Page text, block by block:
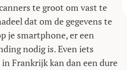
te groot om vast te
dat om de gegevens te
je smartphone, er een
nodig is. Even iets
Frankrijk kan dan een dure